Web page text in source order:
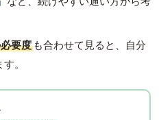
要度 も合わせて見ると、自分
。